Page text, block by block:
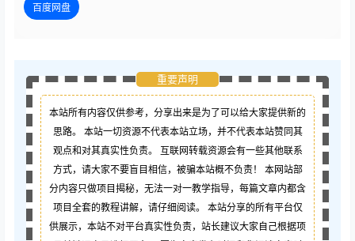
百度网盘
重要声明
本站所有内容仅供参考，分享出来是为了可以给大家提供新的
思路。 本站一切资源不代表本站立场，并不代表本站赞同其
观点和对其真实性负责。 互联网转载资源会有一些其他联系
方式，请大家不要盲目相信，被骗本站概不负责！ 本网站部
分内容只做项目揭秘，无法一对一教学指导，每篇文章内都含
项目全套的教程讲解，请仔细阅读。 本站分享的所有平台仅
供展示，本站不对平台真实性负责，站长建议大家自己根据项